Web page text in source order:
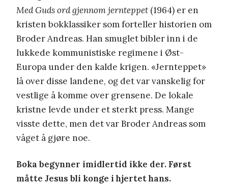
Med Guds ord gjennom jernteppet (1964) er en
kristen bokklassiker som forteller historien om
Broder Andreas. Han smuglet bibler inn i de
lukkede kommunistiske regimene i Øst-
Europa under den kalde krigen. «Jernteppet»
lå over disse landene, og det var vanskelig for
vestlige å komme over grensene. De lokale
kristne levde under et sterkt press. Mange
visste dette, men det var Broder Andreas som
våget å gjøre noe.
Boka begynner imidlertid ikke der. Først
måtte Jesus bli konge i hjertet hans.